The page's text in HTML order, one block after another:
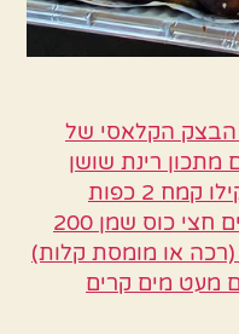
הבצק הקלאסי של
רינת שושן
כמות: 6 רולדות המרכיבים – קילו קמח 2 כפות
שמרים יבשים כוס סוכר 4 ביצים חצי כוס שמן 200
או מומסת קלות)
מעט מים קרים